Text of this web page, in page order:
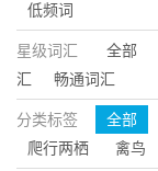
低频词
星级词汇 全部
汇
畅通词汇
分类标签 全部
爬行两栖
禽鸟